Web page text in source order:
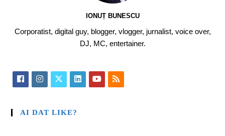
IONUȚ BUNESCU
Corporatist, digital guy, blogger, vlogger, jurnalist, voice over,
DJ, MC, entertainer.
AI DAT LIKE?